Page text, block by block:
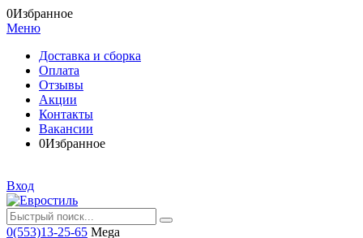
0Избранное
Меню
Доставка и сборка
Оплата
Отзывы
Акции
Контакты
Вакансии
0Избранное
Вход
0(553)13-25-65 Mega